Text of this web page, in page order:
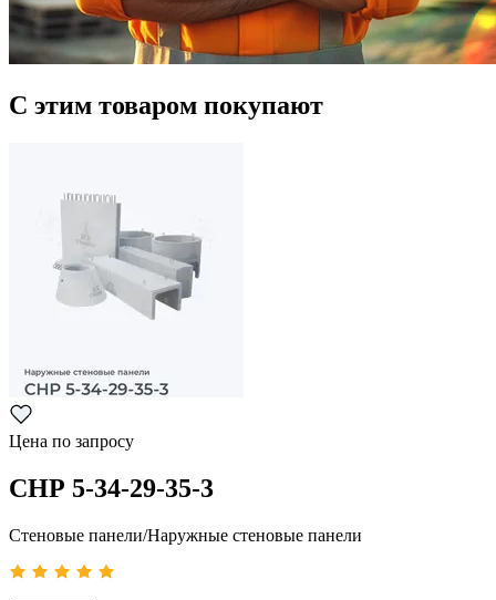
С этим товаром покупают
Цена по запросу
СНР 5-34-29-35-3
Стеновые панели/Наружные стеновые панели